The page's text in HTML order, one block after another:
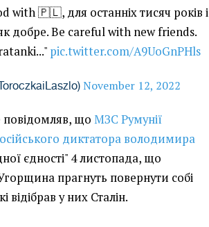
🇵🇱, для останніх тисяч років і
як добре. Be careful with new friends.
pic.twitter.com/A9UoGnPHls
November 12, 2022
повідомляв, щоМЗС Румунії
диктатора володимира
єдності" 4 листопада, що
прагнуть повернути собі
відібрав у них Сталін.